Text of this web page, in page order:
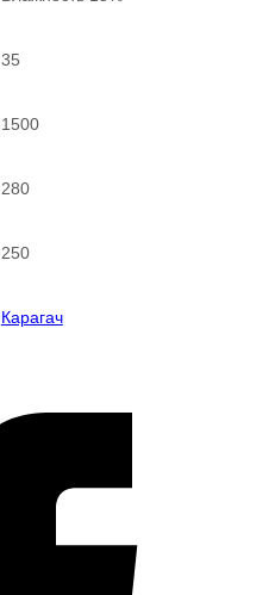
35
1500
280
250
Карагач